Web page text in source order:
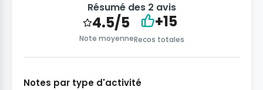
Résumé des 2 avis
4.5/5
Note moyenne
+15
Recos totales
Notes par type d'activité